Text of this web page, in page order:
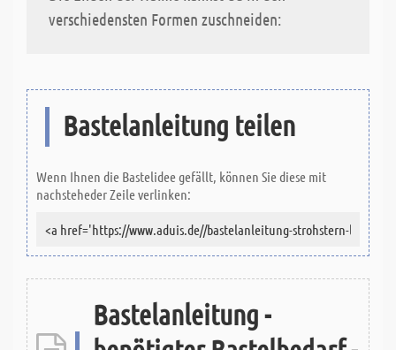
verschiedensten Formen zuschneiden:
Bastelanleitung teilen
Wenn Ihnen die Bastelidee gefällt, können Sie diese mit
nachsteheder Zeile verlinken:
Bastelanleitung -